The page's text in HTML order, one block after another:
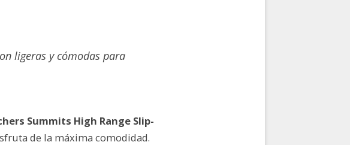
ligeras y cómodas para
Summits High Range Slip-
de la máxima comodidad.